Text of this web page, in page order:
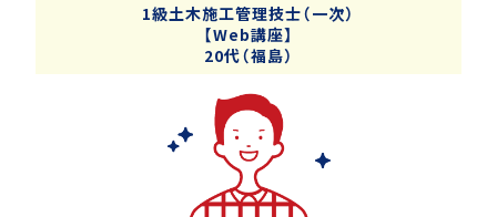
1級土木施工管理技士（一次）
【Web講座】
20代（福島）